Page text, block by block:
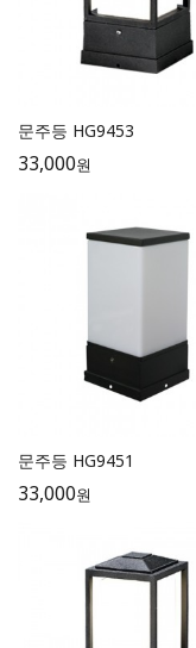
문주등 HG9453
33,000원
문주등 HG9451
33,000원